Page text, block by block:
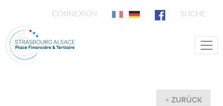
CONNEXION SUCHE
Main Navigation
< ZURÜCK